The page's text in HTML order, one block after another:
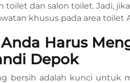
toilet dan salon toilet. Jadi,
khusus pada area toilet
Harus
Depok
bersih adalah kunci untuk